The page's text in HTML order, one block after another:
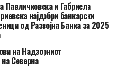
Павличковска и Габриела
најдобри банкарски
од Развојна Банка за 2025
на Надзорниот
на Северна